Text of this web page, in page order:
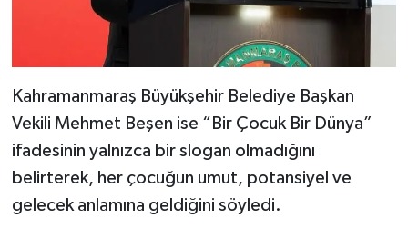
Kahramanmaraş Büyükşehir Belediye Başkan
Vekili Mehmet Beşen ise “Bir Çocuk Bir Dünya”
ifadesinin yalnızca bir slogan olmadığını
belirterek, her çocuğun umut, potansiyel ve
gelecek anlamına geldiğini söyledi.